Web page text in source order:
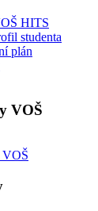
HITS
studenta
plán
VOŠ
VOŠ